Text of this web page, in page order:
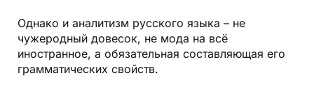
Однако и аналитизм русского языка – не
чужеродный довесок, не мода на всё
иностранное, а обязательная составляющая его
грамматических свойств.